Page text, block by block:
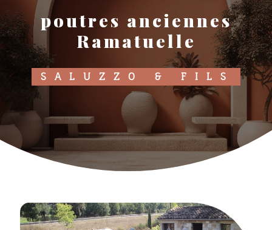
poutres anciennes
Ramatuelle
SALUZZO & FILS